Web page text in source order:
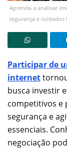
Aprenda a analisar
segurança e
Participar de
internet
busca investir
competitivos e
segurança e
essenciais.
negociação